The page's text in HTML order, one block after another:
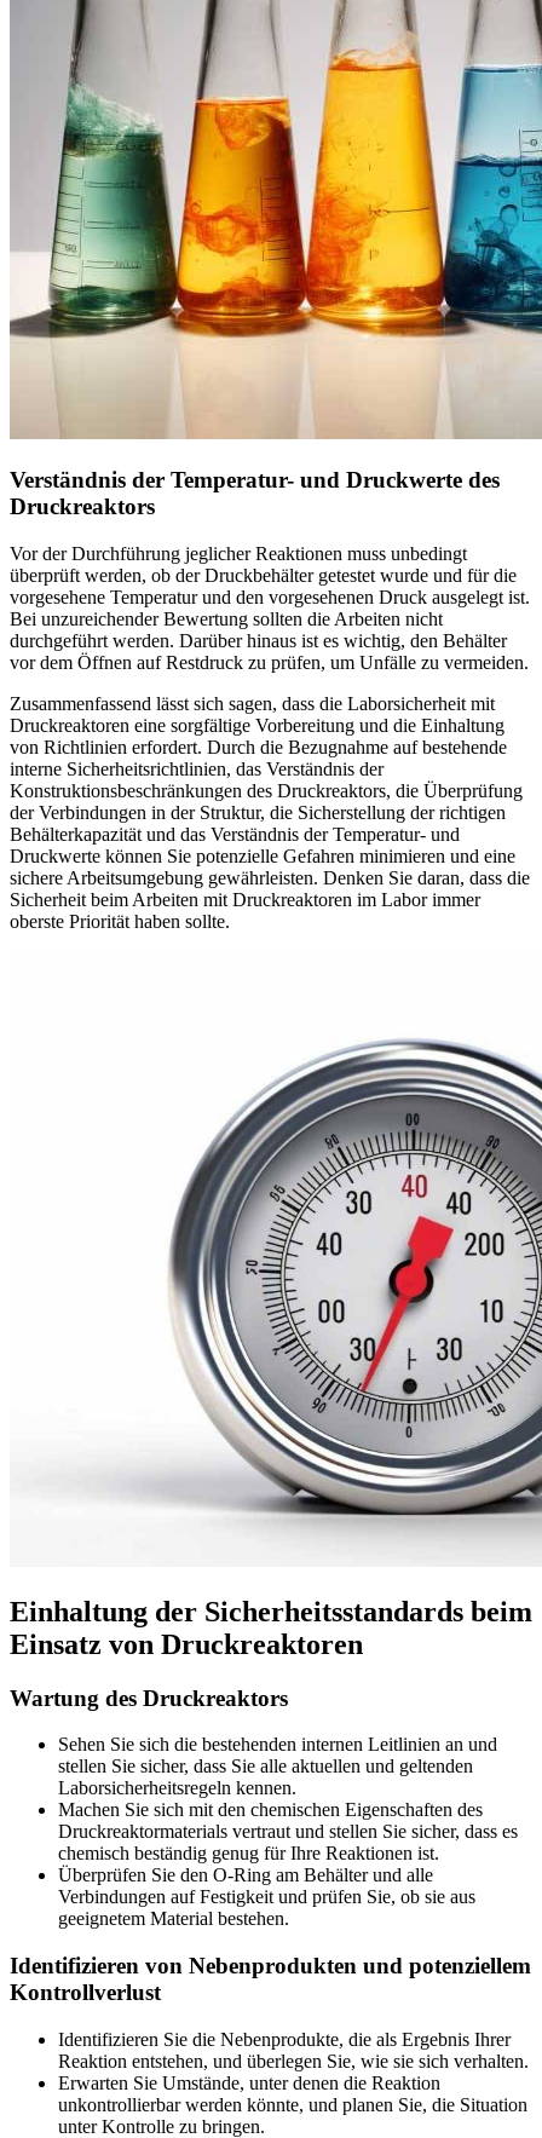
Verständnis der Temperatur- und Druckwerte des
Druckreaktors
Vor der Durchführung jeglicher Reaktionen muss unbedingt
überprüft werden, ob der Druckbehälter getestet wurde und für die
vorgesehene Temperatur und den vorgesehenen Druck ausgelegt ist.
Bei unzureichender Bewertung sollten die Arbeiten nicht
durchgeführt werden. Darüber hinaus ist es wichtig, den Behälter
vor dem Öffnen auf Restdruck zu prüfen, um Unfälle zu vermeiden.
Zusammenfassend lässt sich sagen, dass die Laborsicherheit mit
Druckreaktoren eine sorgfältige Vorbereitung und die Einhaltung
von Richtlinien erfordert. Durch die Bezugnahme auf bestehende
interne Sicherheitsrichtlinien, das Verständnis der
Konstruktionsbeschränkungen des Druckreaktors, die Überprüfung
der Verbindungen in der Struktur, die Sicherstellung der richtigen
Behälterkapazität und das Verständnis der Temperatur- und
Druckwerte können Sie potenzielle Gefahren minimieren und eine
sichere Arbeitsumgebung gewährleisten. Denken Sie daran, dass die
Sicherheit beim Arbeiten mit Druckreaktoren im Labor immer
oberste Priorität haben sollte.
Einhaltung der Sicherheitsstandards beim
Einsatz von Druckreaktoren
Wartung des Druckreaktors
Sehen Sie sich die bestehenden internen Leitlinien an und
stellen Sie sicher, dass Sie alle aktuellen und geltenden
Laborsicherheitsregeln kennen.
Machen Sie sich mit den chemischen Eigenschaften des
Druckreaktormaterials vertraut und stellen Sie sicher, dass es
chemisch beständig genug für Ihre Reaktionen ist.
Überprüfen Sie den O-Ring am Behälter und alle
Verbindungen auf Festigkeit und prüfen Sie, ob sie aus
geeignetem Material bestehen.
Identifizieren von Nebenprodukten und potenziellem
Kontrollverlust
Identifizieren Sie die Nebenprodukte, die als Ergebnis Ihrer
Reaktion entstehen, und überlegen Sie, wie sie sich verhalten.
Erwarten Sie Umstände, unter denen die Reaktion
unkontrollierbar werden könnte, und planen Sie, die Situation
unter Kontrolle zu bringen.